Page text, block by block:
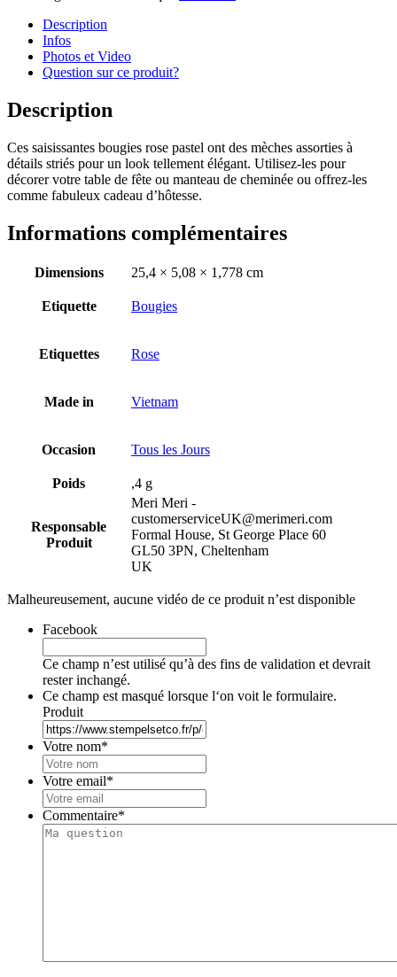
Description
Infos
Photos et Video
Question sur ce produit?
Description
Ces saisissantes bougies rose pastel ont des mèches assorties à
détails striés pour un look tellement élégant. Utilisez-les pour
décorer votre table de fête ou manteau de cheminée ou offrez-les
comme fabuleux cadeau d’hôtesse.
Informations complémentaires
Dimensions 25,4 × 5,08 × 1,778 cm
Etiquette Bougies
Etiquettes Rose
Made in Vietnam
Occasion Tous les Jours
Poids ,4 g
Responsable
Produit
Meri Meri -
customerserviceUK@merimeri.com
Formal House, St George Place 60
GL50 3PN, Cheltenham
UK
Malheureusement, aucune vidéo de ce produit n’est disponible
Facebook
Ce champ n’est utilisé qu’à des fins de validation et devrait
rester inchangé.
Ce champ est masqué lorsque l‘on voit le formulaire.
Produit
Votre nom*
Votre email*
Commentaire*